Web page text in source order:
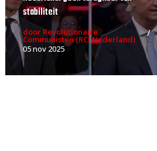
stabiliteit
door Revolutionaire
Communisten (RCI Nederland)
05 nov 2025